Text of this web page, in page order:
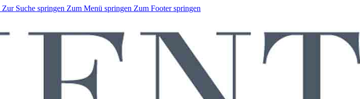
Zur Suche springen Zum Menü springen Zum Footer springen